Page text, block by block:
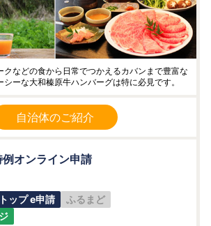
クなどの食から日常でつかえるカバンまで豊富な
ーな大和榛原牛ハンバーグは特に必見です。
自治体のご紹介
オンライン申請
ップ e申請
ふるまど